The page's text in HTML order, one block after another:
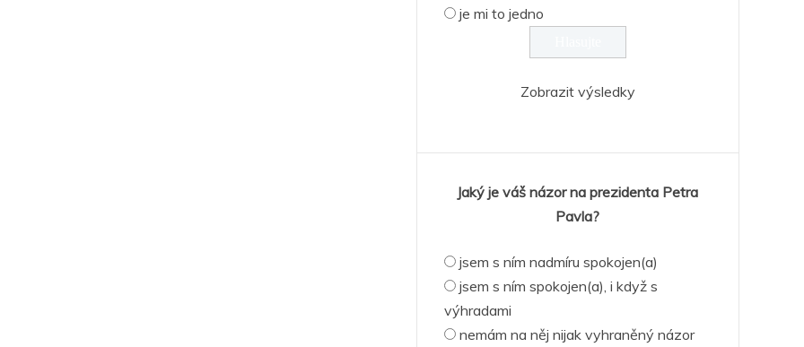
je mi to jedno
Zobrazit výsledky
Jaký je váš názor na prezidenta Petra
Pavla?
jsem s ním nadmíru spokojen(a)
jsem s ním spokojen(a), i když s
výhradami
nemám na něj nijak vyhraněný názor